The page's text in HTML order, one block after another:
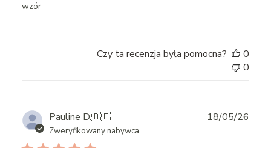
wzór
Czy ta recenzja była pomocna?
0
0
Pauline D.🇧🇪
Zweryfikowany nabywca
18/05/26